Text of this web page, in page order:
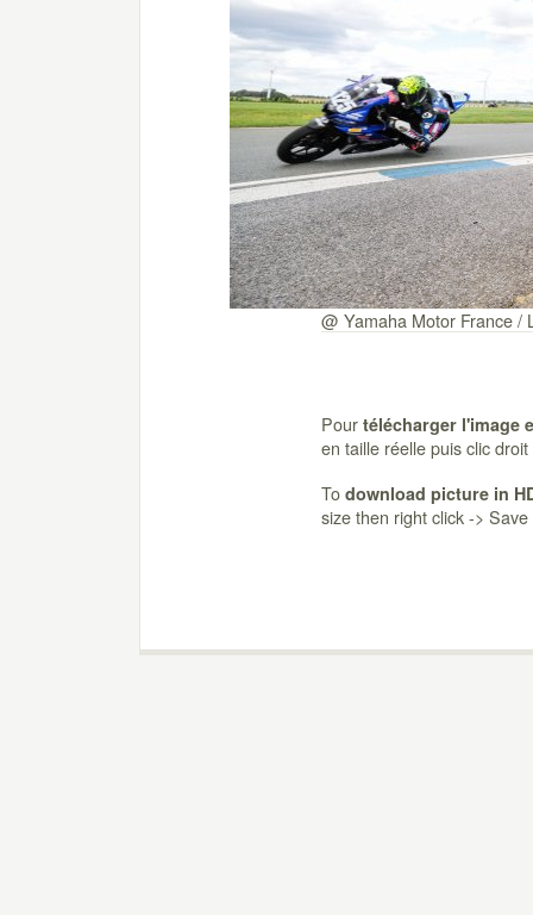
@ Yamaha Motor France /
Pour télécharger l'image
en taille réelle puis clic
To download picture in
size then right click ->